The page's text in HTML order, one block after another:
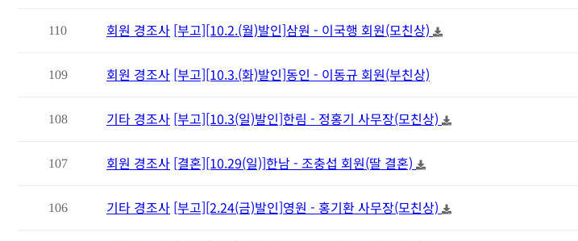
110 회원 경조사 [부고][10.2.(월)발인]삼원 - 이국행 회원(모친상)
109 회원 경조사 [부고][10.3.(화)발인]동인 - 이동규 회원(부친상)
108 기타 경조사 [부고][10.3(일)발인]한림 - 정홍기 사무장(모친상)
107 회원 경조사 [결혼][10.29(일)]한남 - 조충섭 회원(딸 결혼)
106 기타 경조사 [부고][2.24(금)발인]영원 - 홍기환 사무장(모친상)